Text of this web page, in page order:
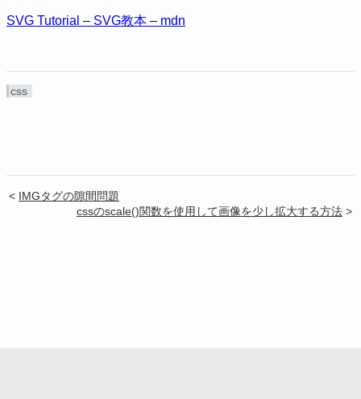
SVG Tutorial – SVG教本 – mdn
css
< IMGタグの隙間問題
cssのscale()関数を使用して画像を少し拡大する方法 >